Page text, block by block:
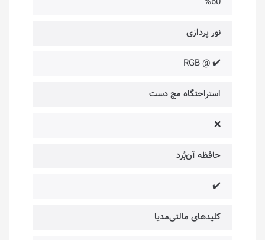
نور پردازی
✔️ @ RGB
استراحتگاه مچ دست
❌
حافظه آن‌بُرد
✔️
کلیدهای مالتی‌مدیا